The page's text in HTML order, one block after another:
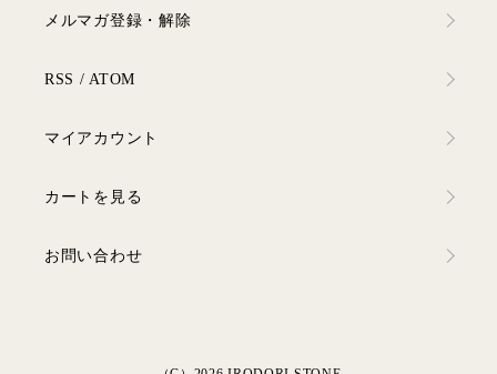
メルマガ登録・解除
RSS / ATOM
マイアカウント
カートを見る
お問い合わせ